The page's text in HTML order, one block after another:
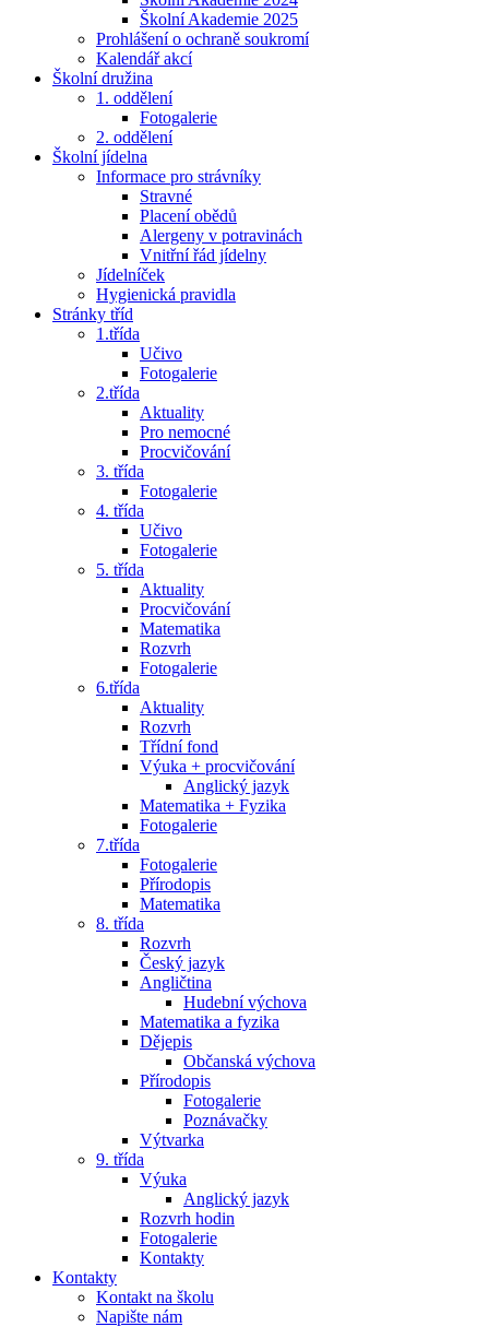
Školní Akademie 2025
Prohlášení o ochraně soukromí
Kalendář akcí
Školní družina
1. oddělení
Fotogalerie
2. oddělení
Školní jídelna
Informace pro strávníky
Stravné
Placení obědů
Alergeny v potravinách
Vnitřní řád jídelny
Jídelníček
Hygienická pravidla
Stránky tříd
1.třída
Učivo
Fotogalerie
2.třída
Aktuality
Pro nemocné
Procvičování
3. třída
Fotogalerie
4. třída
Učivo
Fotogalerie
5. třída
Aktuality
Procvičování
Matematika
Rozvrh
Fotogalerie
6.třída
Aktuality
Rozvrh
Třídní fond
Výuka + procvičování
Anglický jazyk
Matematika + Fyzika
Fotogalerie
7.třída
Fotogalerie
Přírodopis
Matematika
8. třída
Rozvrh
Český jazyk
Angličtina
Hudební výchova
Matematika a fyzika
Dějepis
Občanská výchova
Přírodopis
Fotogalerie
Poznávačky
Výtvarka
9. třída
Výuka
Anglický jazyk
Rozvrh hodin
Fotogalerie
Kontakty
Kontakty
Kontakt na školu
Napište nám